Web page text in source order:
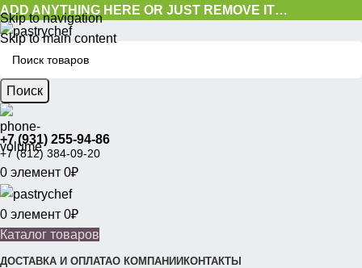
Skip to navigation
Skip to main content
ADD ANYTHING HERE OR JUST REMOVE IT…
Поиск
+7 (931) 255-94-86
+7 (812) 384-09-20
0 элемент 0₽
0 элемент 0₽
Каталог товаров
ДОСТАВКА И ОПЛАТАО КОМПАНИИКОНТАКТЫ